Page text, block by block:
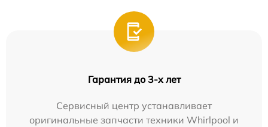
Гарантия до 3-х лет
Сервисный центр устанавливает
оригинальные запчасти техники Whirlpool и